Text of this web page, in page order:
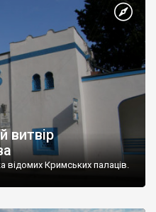
витвір
відомих Кримських палаців.